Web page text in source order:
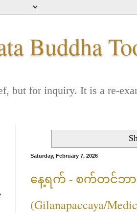
Buddha
but for inquiry. It is a re-
Saturday, February 7, 2026
နေ့ရက် - စက်တင်ဘာလ
(Gilanapaccaya/